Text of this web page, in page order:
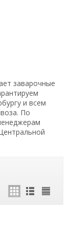
заварочные
и всем
По